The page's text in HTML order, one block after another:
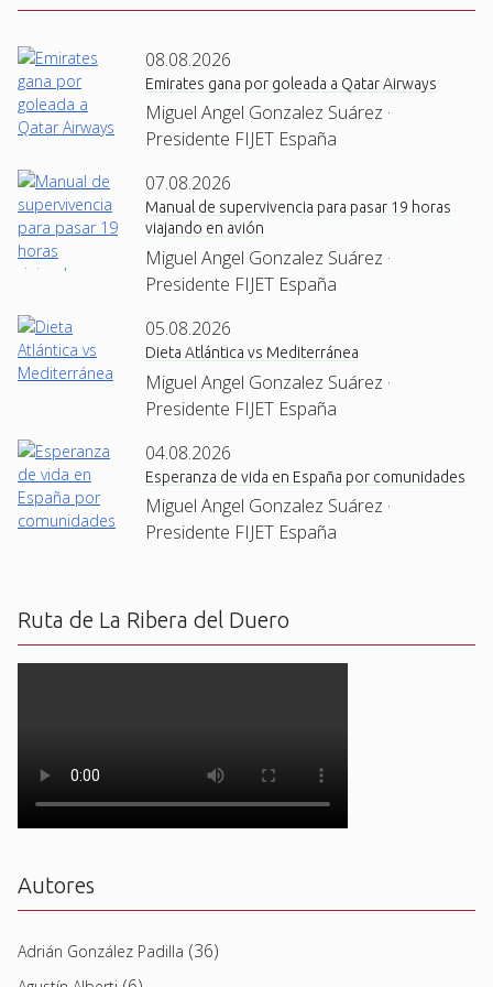
08.08.2026
Emirates gana por goleada a Qatar Airways
Miguel Angel Gonzalez Suárez ·
Presidente FIJET España
07.08.2026
Manual de supervivencia para pasar 19 horas
viajando en avión
Miguel Angel Gonzalez Suárez ·
Presidente FIJET España
05.08.2026
Dieta Atlántica vs Mediterránea
Miguel Angel Gonzalez Suárez ·
Presidente FIJET España
04.08.2026
Esperanza de vida en España por comunidades
Miguel Angel Gonzalez Suárez ·
Presidente FIJET España
Ruta de La Ribera del Duero
Autores
Adrián González Padilla (36)